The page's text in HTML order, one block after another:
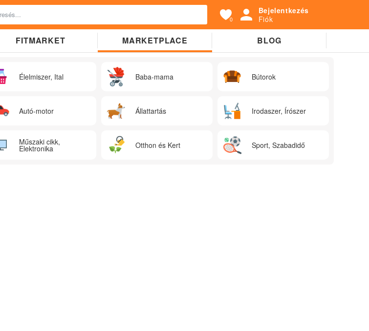
0
Bejelentkezés
Fiók
FITMARKET MARKETPLACE BLOG
Élelmiszer, Ital Baba-mama Bútorok
Autó-motor Állattartás Irodaszer, Írószer
Műszaki cikk,
Elektronika Otthon és Kert Sport, Szabadidő